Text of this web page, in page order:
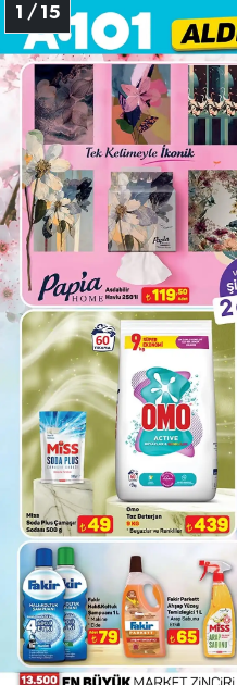
1 / 15